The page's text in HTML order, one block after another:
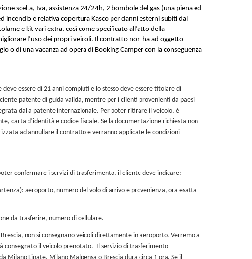
scelta, Iva, assistenza 24/24h, 2 bombole del gas (una piena ed
incendio e relativa copertura Kasco per danni esterni subiti dal
e kit vari extra, così come specificato all’atto della
l’uso dei propri veicoli. Il contratto non ha ad oggetto
o di una vacanza ad opera di Booking Camper con la conseguenza
essere di 21 anni compiuti e lo stesso deve essere titolare di
patente di guida valida, mentre per i clienti provenienti da paesi
dalla patente internazionale. Per poter ritirare il veicolo, è
carta d’identità e codice fiscale. Se la documentazione richiesta non
ad annullare il contratto e verranno applicate le condizioni
confermare i servizi di trasferimento, il cliente deve indicare:
aeroporto, numero del volo di arrivo e provenienza, ora esatta
da trasferire, numero di cellulare.
non si consegnano veicoli direttamente in aeroporto. Verremo a
consegnato il veicolo prenotato. Il servizio di trasferimento
Milano Linate, Milano Malpensa o Brescia dura circa 1 ora. Se il